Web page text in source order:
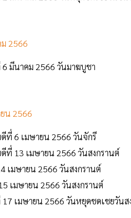
2566
มีนาคม 2566 วันมาฆบูชา
น 2566
ที่ 6 เมษายน 2566 วันจักรี
ที่ 13 เมษายน 2566 วันสงกรานต์
เมษายน 2566 วันสงกรานต์
เมษายน 2566 วันสงกรานต์
เมษายน 2566 วันหยุดชดเชยวันส